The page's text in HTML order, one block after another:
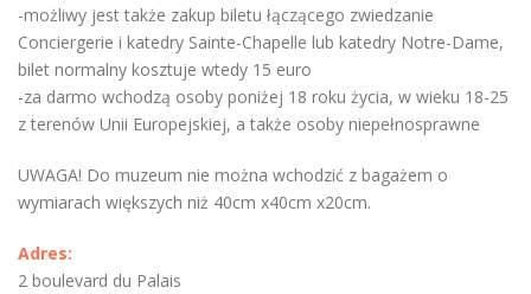
-możliwy jest także zakup biletu łączącego zwiedzanie
Conciergerie i katedry Sainte-Chapelle lub katedry Notre-Dame,
bilet normalny kosztuje wtedy 15 euro
-za darmo wchodzą osoby poniżej 18 roku życia, w wieku 18-25
z terenów Unii Europejskiej, a także osoby niepełnosprawne
UWAGA! Do muzeum nie można wchodzić z bagażem o
wymiarach większych niż 40cm x40cm x20cm.
Adres:
2 boulevard du Palais